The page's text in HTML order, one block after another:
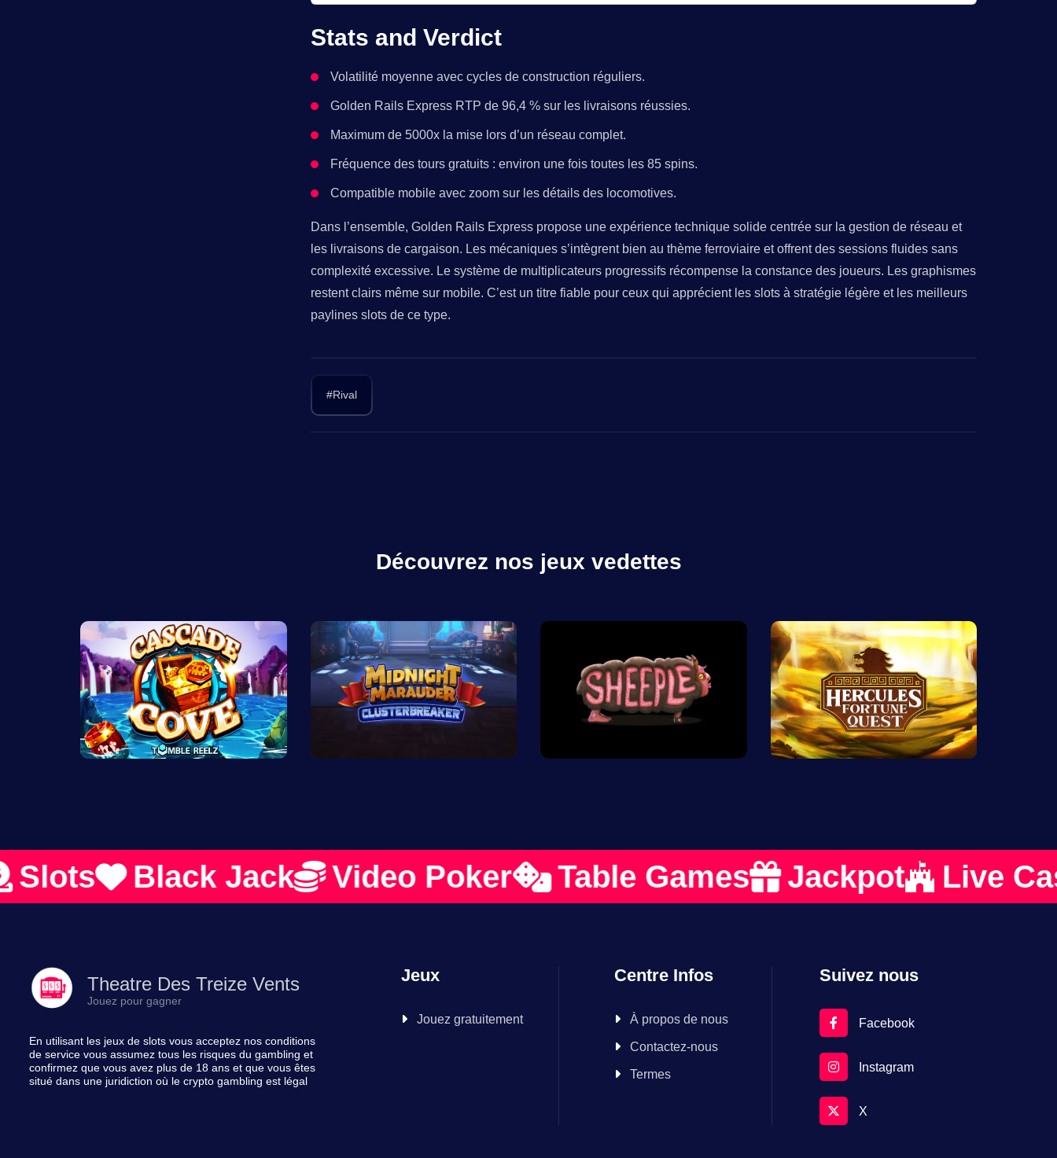
Stats and Verdict
Volatilité moyenne avec cycles de construction réguliers.
Golden Rails Express RTP de 96,4 % sur les livraisons réussies.
Maximum de 5000x la mise lors d’un réseau complet.
Fréquence des tours gratuits : environ une fois toutes les 85 spins.
Compatible mobile avec zoom sur les détails des locomotives.
Dans l’ensemble, Golden Rails Express propose une expérience technique solide centrée sur la gestion de réseau et
les livraisons de cargaison. Les mécaniques s’intègrent bien au thème ferroviaire et offrent des sessions fluides sans
complexité excessive. Le système de multiplicateurs progressifs récompense la constance des joueurs. Les graphismes
restent clairs même sur mobile. C’est un titre fiable pour ceux qui apprécient les slots à stratégie légère et les meilleurs
paylines slots de ce type.
#Rival
Découvrez nos jeux vedettes
Black Jack Video Poker Table Games Jackpot Live Casino
Theatre Des Treize Vents
Jouez pour gagner
En utilisant les jeux de slots vous acceptez nos conditions
de service vous assumez tous les risques du gambling et
confirmez que vous avez plus de 18 ans et que vous êtes
situé dans une juridiction où le crypto gambling est légal
Jeux
Jouez gratuitement
Centre Infos
À propos de nous
Contactez-nous
Termes
Suivez nous
Facebook
Instagram
X